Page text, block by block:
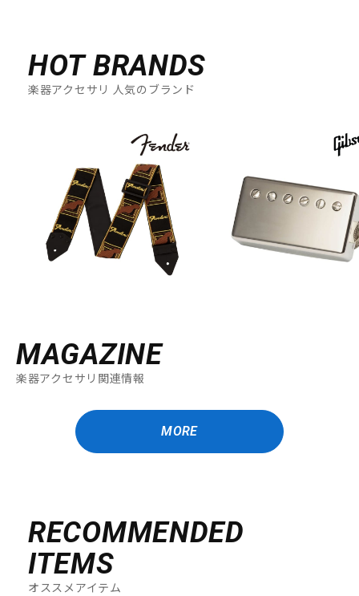
HOT BRANDS
楽器アクセサリ 人気のブランド
MAGAZINE
楽器アクセサリ関連情報
MORE
RECOMMENDED
ITEMS
オススメアイテム